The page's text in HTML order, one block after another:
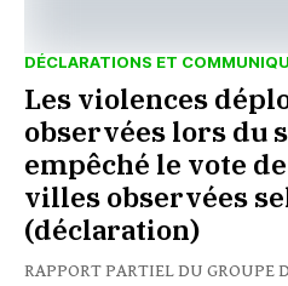
DÉCLARATIONS ET
Les violences
observées lors du
empêché le vote
villes observées
(déclaration)
RAPPORT PARTIEL DU GROUPE